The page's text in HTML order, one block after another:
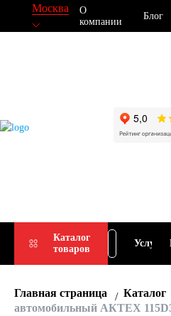
Москва
О
компании
Блог
Каталог
товаров
Подбор
АКБ
Услуги
Главная страница Каталог
автомобильный АКТЕХ